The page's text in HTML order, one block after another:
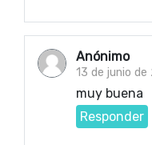
Anónimo
13 de junio de
muy buena
Responder